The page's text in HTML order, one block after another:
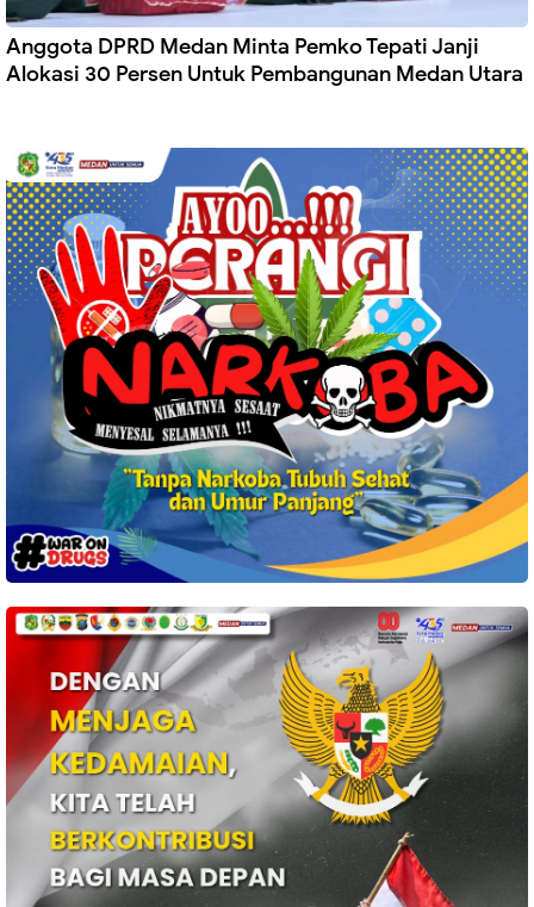
Anggota DPRD Medan Minta Pemko Tepati Janji
Alokasi 30 Persen Untuk Pembangunan Medan Utara